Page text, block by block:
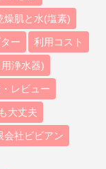
燥肌と水(塩素)
ー 利用コスト
浄水器)
レビュー
大丈夫
会社ビビアン